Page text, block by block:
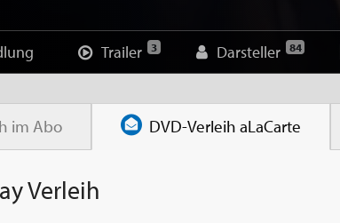
Trailer 3 Darsteller 84
im Abo DVD-Verleih aLaCarte
Verleih